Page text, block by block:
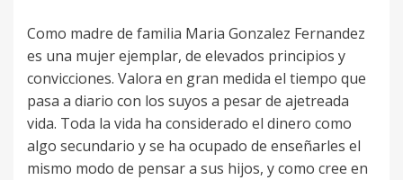
Como madre de familia Maria Gonzalez Fernandez
es una mujer ejemplar, de elevados principios y
convicciones. Valora en gran medida el tiempo que
pasa a diario con los suyos a pesar de ajetreada
vida. Toda la vida ha considerado el dinero como
algo secundario y se ha ocupado de enseñarles el
mismo modo de pensar a sus hijos, y como cree en